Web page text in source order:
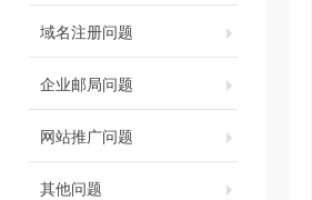
域名注册问题
企业邮局问题
网站推广问题
其他问题